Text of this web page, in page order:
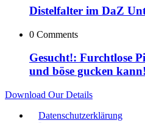
Distelfalter im DaZ
0 Comments
Gesucht!: Furchtlose
und böse gucken kann!
Download Our Details
Datenschutzerklärung